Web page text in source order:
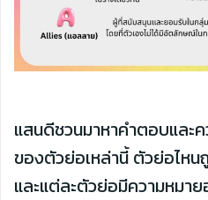
แสนดีชวนมาหาคำตอบและ
ของตัวย่อเหล่านี้ ตัวย่อไห
และแต่ละตัวย่อมีความหมาย